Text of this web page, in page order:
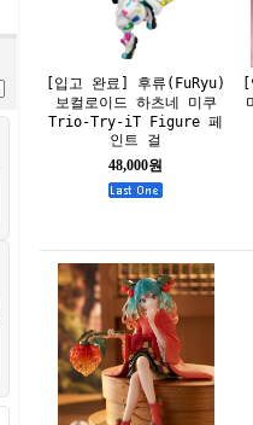
[입고 완료] 후류(FuRyu)
보컬로이드 하츠네 미쿠
Trio-Try-iT Figure 페
인트 걸
48,000원
[